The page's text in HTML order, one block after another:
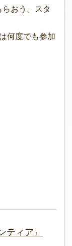
おう。スタ
度でも参加
ティア』